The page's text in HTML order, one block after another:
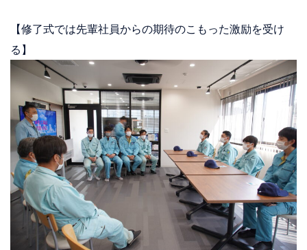
【修了式では先輩社員からの期待のこもった激励を受け
る】